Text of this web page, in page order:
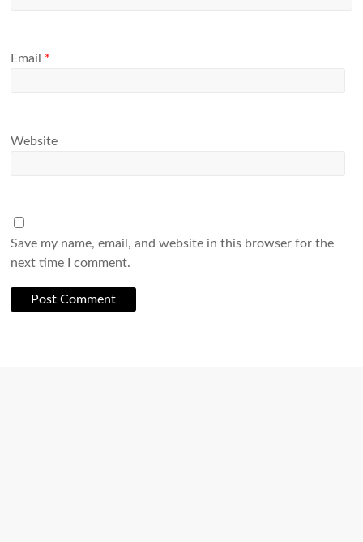
Email *
Website
Save my name, email, and website in this browser for the
next time I comment.